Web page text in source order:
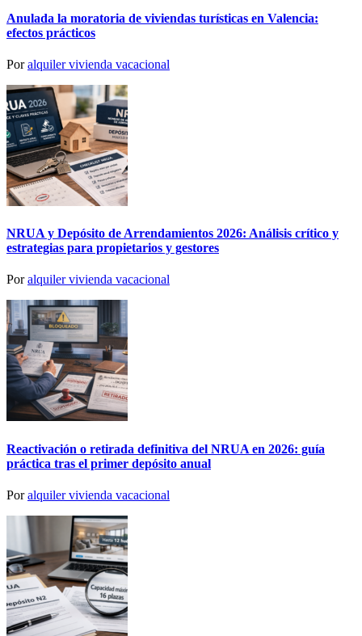
Anulada la moratoria de viviendas turísticas en Valencia:
efectos prácticos
Poralquiler vivienda vacacional
NRUA y Depósito de Arrendamientos 2026: Análisis crítico y
estrategias para propietarios y gestores
Poralquiler vivienda vacacional
Reactivación o retirada definitiva del NRUA en 2026: guía
práctica tras el primer depósito anual
Poralquiler vivienda vacacional